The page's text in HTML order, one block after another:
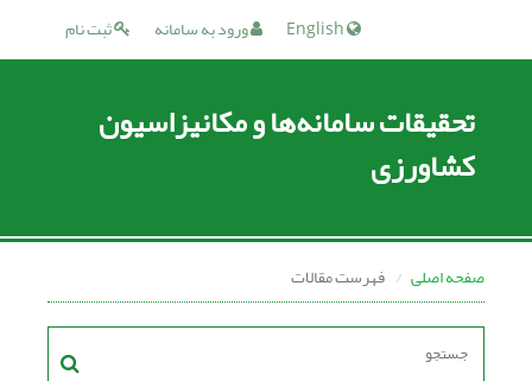
ثبت نام ورود به سامانه
تحقیقات سامانه‌ها و مکانیزاسیون
کشاورزی
صفحه اصلی فهرست مقالات